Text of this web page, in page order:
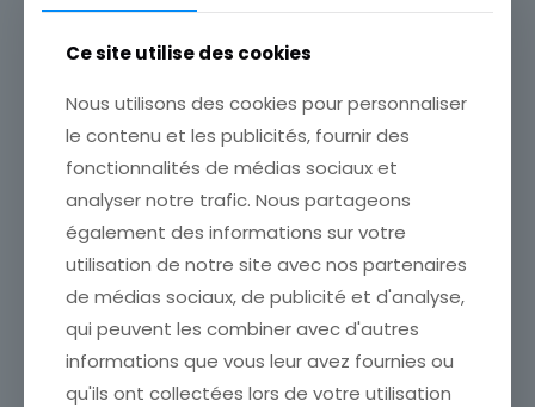
Année d'émission
1900 à 1940
Europe
Timbres Thématique
Monuments / Architecture
ETAT VOIR SCAN Cumulez
boutique afin de réduire
vos frais de port. Attendez
que nous ayons calculé les
frais de port[…]
2,50€
Lire la suite
CARTE MAXIMUM JOURNEE
DU TIMBRE FACTEUR
SECOND EMPIRE 42 ST
ETIENNE 1967
ETAT VOIR SCAN Cumulez
vos achats en visitant ma
boutique afin de réduire
vos frais de port. Attendez
que nous ayons calculé les
frais de port
[…]
Ce site utilise des cookies
Nous utilisons des cookies pour personnaliser
le contenu et les publicités, fournir des
fonctionnalités de médias sociaux et
analyser notre trafic. Nous partageons
également des informations sur votre
utilisation de notre site avec nos partenaires
de médias sociaux, de publicité et d'analyse,
qui peuvent les combiner avec d'autres
informations que vous leur avez fournies ou
qu'ils ont collectées lors de votre utilisation